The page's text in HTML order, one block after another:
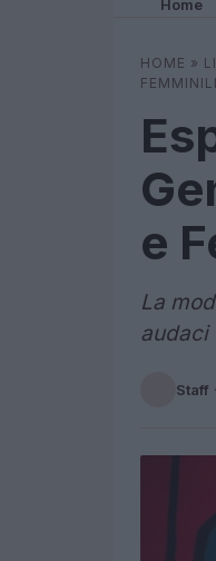
Home
HOME »
FEMMINILI
e
La
audaci
Staff ·